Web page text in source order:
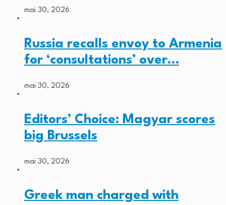
mai 30, 2026
Russia recalls envoy to Armenia
for ‘consultations’ over…
mai 30, 2026
Editors’ Choice: Magyar scores
big Brussels
mai 30, 2026
Greek man charged with